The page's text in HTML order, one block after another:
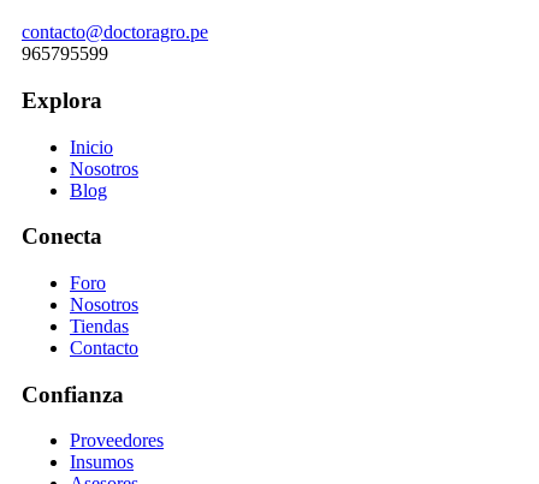
contacto@doctoragro.pe
965795599
Explora
Inicio
Nosotros
Blog
Conecta
Foro
Nosotros
Tiendas
Contacto
Confianza
Proveedores
Insumos